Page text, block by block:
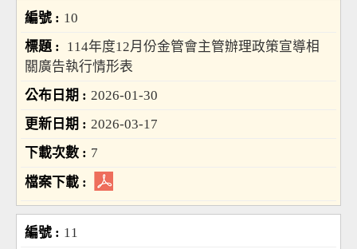
10
114年度12月份金管會主管辦理政策宣導相
關廣告執行情形表
2026-01-30
2026-03-17
7
11